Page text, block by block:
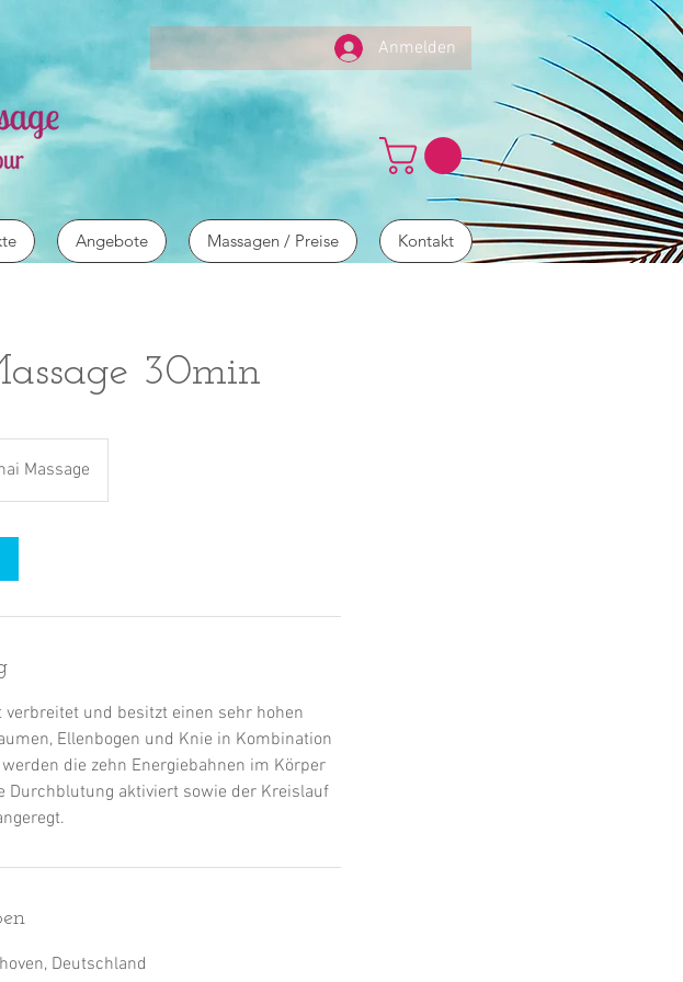
Anmelden
Angebote Massagen / Preise Kontakt
30min
Massage
und besitzt einen sehr hohen
Ellenbogen und Knie in Kombination
die zehn Energiebahnen im Körper
Durchblutung aktiviert sowie der Kreislauf
Deutschland